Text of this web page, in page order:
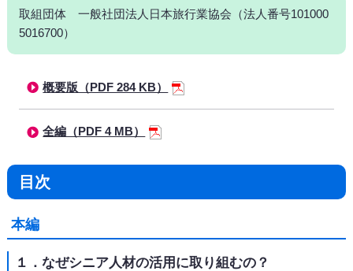
取組団体 一般社団法人日本旅行業協会（法人番号101000
5016700）
概要版（PDF 284 KB）
全編（PDF 4 MB）
目次
本編
１．なぜシニア人材の活用に取り組むの？